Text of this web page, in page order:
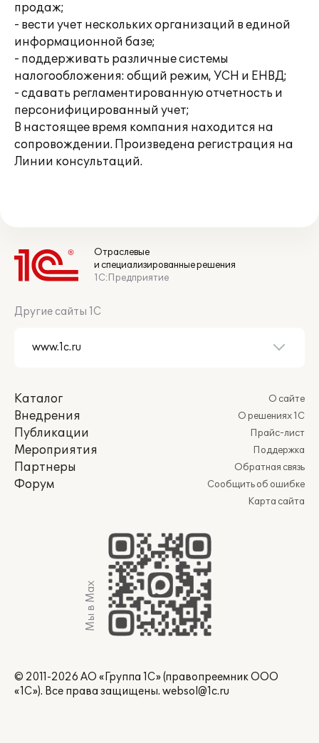
продаж;
- вести учет нескольких организаций в единой
информационной базе;
- поддерживать различные системы
налогообложения: общий режим, УСН и ЕНВД;
- сдавать регламентированную отчетность и
персонифицированный учет;
В настоящее время компания находится на
сопровождении. Произведена регистрация на
Линии консультаций.
Отраслевые
и специализированные решения
1С:Предприятие
Другие сайты 1С
Каталог
Внедрения
Публикации
Мероприятия
Партнеры
Форум
О сайте
О решениях 1С
Прайс-лист
Поддержка
Обратная связь
Сообщить об ошибке
Карта сайта
Мы в Max
© 2011-2026 АО «Группа 1С» (правопреемник ООО
«1С»). Все права защищены. websol@1c.ru